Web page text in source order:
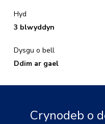
Hyd
3 blwyddyn
Dysgu o bell
Ddim ar gael
Crynodeb o